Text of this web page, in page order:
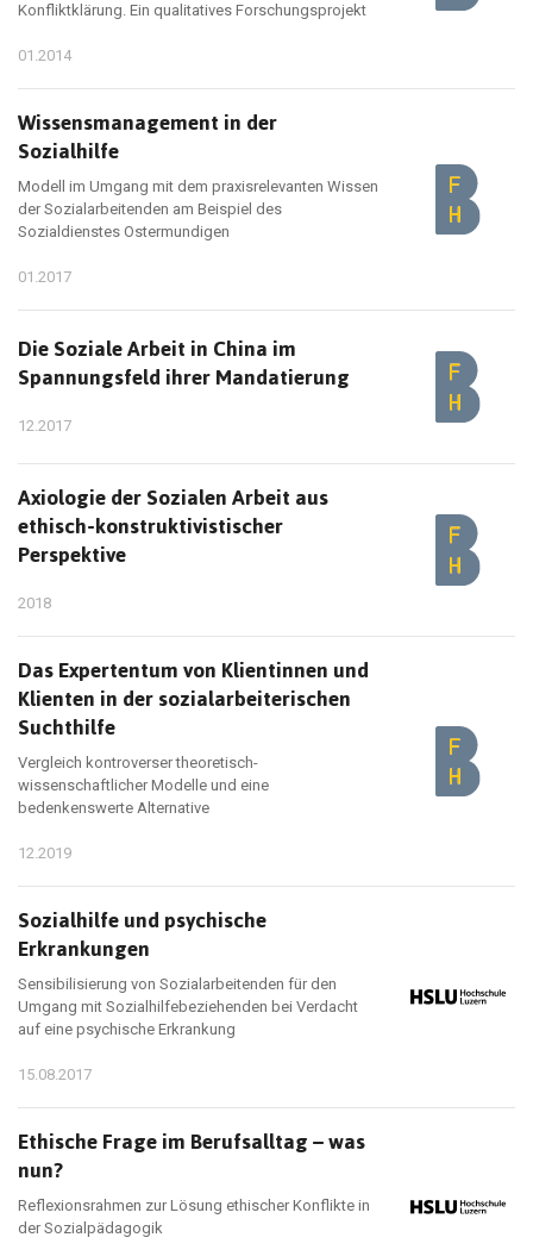
Konfliktklärung. Ein qualitatives Forschungsprojekt
01.2014
Wissensmanagement in der
Sozialhilfe
Modell im Umgang mit dem praxisrelevanten Wissen
der Sozialarbeitenden am Beispiel des
Sozialdienstes Ostermundigen
01.2017
Die Soziale Arbeit in China im
Spannungsfeld ihrer Mandatierung
12.2017
Axiologie der Sozialen Arbeit aus
ethisch-konstruktivistischer
Perspektive
2018
Das Expertentum von Klientinnen und
Klienten in der sozialarbeiterischen
Suchthilfe
Vergleich kontroverser theoretisch-
wissenschaftlicher Modelle und eine
bedenkenswerte Alternative
12.2019
Sozialhilfe und psychische
Erkrankungen
Sensibilisierung von Sozialarbeitenden für den
Umgang mit Sozialhilfebeziehenden bei Verdacht
auf eine psychische Erkrankung
15.08.2017
Ethische Frage im Berufsalltag – was
nun?
Reflexionsrahmen zur Lösung ethischer Konflikte in
der Sozialpädagogik